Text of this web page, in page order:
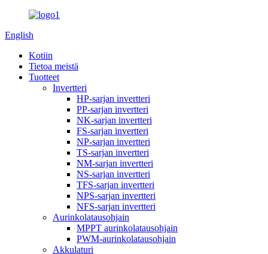
English
Kotiin
Tietoa meistä
Tuotteet
Invertteri
HP-sarjan invertteri
PP-sarjan invertteri
NK-sarjan invertteri
FS-sarjan invertteri
NP-sarjan invertteri
TS-sarjan invertteri
NM-sarjan invertteri
NS-sarjan invertteri
TFS-sarjan invertteri
NPS-sarjan invertteri
NFS-sarjan invertteri
Aurinkolatausohjain
MPPT aurinkolatausohjain
PWM-aurinkolatausohjain
Akkulaturi